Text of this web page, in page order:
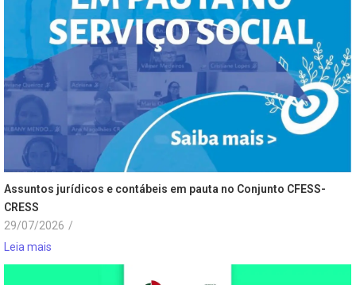
Assuntos jurídicos e contábeis em pauta no Conjunto CFESS-
CRESS
29/07/2026 /
Leia mais